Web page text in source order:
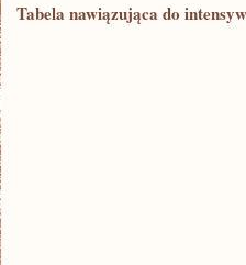
Tabela nawiązująca do